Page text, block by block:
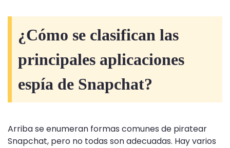
¿Cómo se clasifican las
principales aplicaciones
espía de Snapchat?
Arriba se enumeran formas comunes de piratear
Snapchat, pero no todas son adecuadas. Hay varios